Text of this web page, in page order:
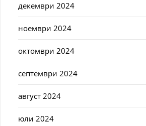
декември 2024
ноември 2024
октомври 2024
септември 2024
август 2024
юли 2024